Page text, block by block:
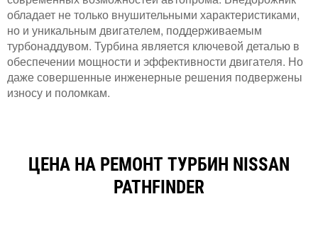
обладает не только внушительными характеристиками,
но и уникальным двигателем, поддерживаемым
турбонаддувом. Турбина является ключевой деталью в
обеспечении мощности и эффективности двигателя. Но
даже совершенные инженерные решения подвержены
износу и поломкам.
ЦЕНА НА РЕМОНТ ТУРБИН NISSAN
PATHFINDER